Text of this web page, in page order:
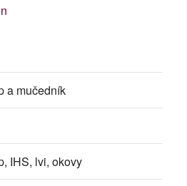
a mučedník
IHS, lvi, okovy